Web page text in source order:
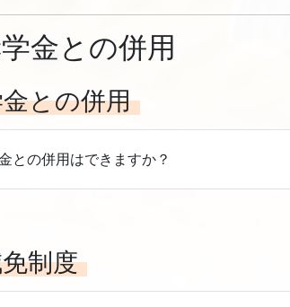
金との併用
との併用
との併用はできますか？
制度